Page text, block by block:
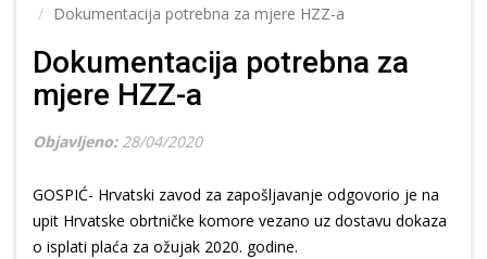
Dokumentacija potrebna za mjere HZZ-a
Dokumentacija potrebna za
mjere HZZ-a
Objavljeno: 28/04/2020
GOSPIĆ- Hrvatski zavod za zapošljavanje odgovorio je na
upit Hrvatske obrtničke komore vezano uz dostavu dokaza
o isplati plaća za ožujak 2020. godine.